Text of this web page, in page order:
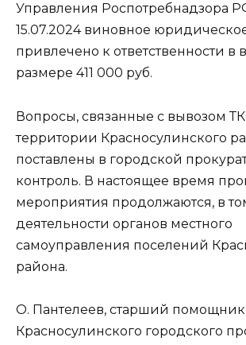
Управления Роспотребнадзора
15.07.2024 виновное
привлечено к ответственности в
размере 411 000 руб.
Вопросы, связанные с вывозом
территории Красносулинского
поставлены в городской
контроль. В настоящее время
мероприятия продолжаются, в
деятельности органов местного
самоуправления поселений
района.
О. Пантелеев, старший помощник
Красносулинского городского